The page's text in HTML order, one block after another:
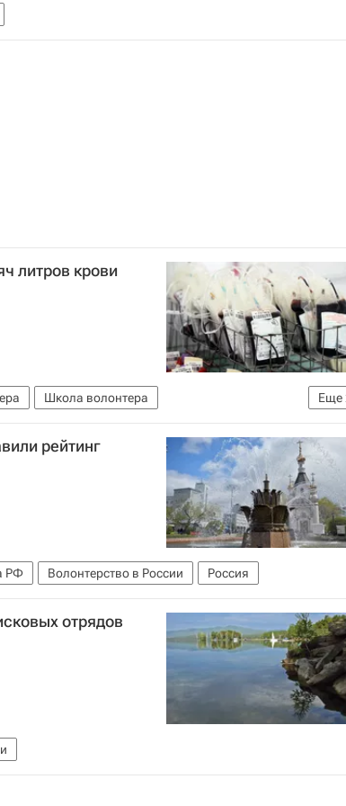
литров крови
Еще
Школа волонтера
рейтинг
РФ Волонтерство в России Россия
отрядов